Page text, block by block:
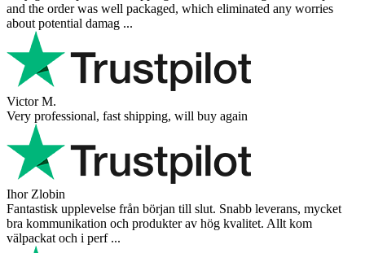
and the order was well packaged, which eliminated any worries
about potential damag ...
Victor M.
Very professional, fast shipping, will buy again
Ihor Zlobin
Fantastisk upplevelse från början till slut. Snabb leverans, mycket
bra kommunikation och produkter av hög kvalitet. Allt kom
välpackat och i perf ...